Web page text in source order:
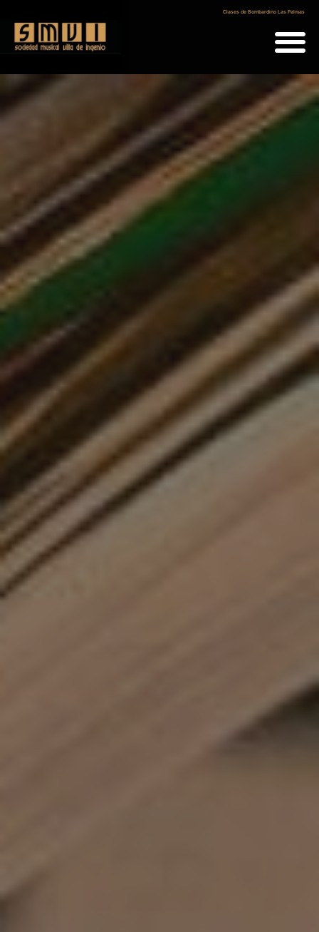
Clases de Bombardino Las Palmas